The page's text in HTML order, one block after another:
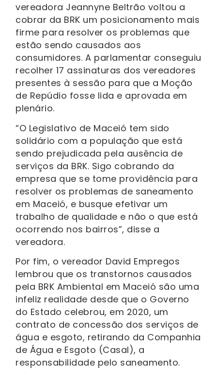
vereadora Jeannyne Beltrão voltou a
cobrar da BRK um posicionamento mais
firme para resolver os problemas que
estão sendo causados aos
consumidores. A parlamentar conseguiu
recolher 17 assinaturas dos vereadores
presentes à sessão para que a Moção
de Repúdio fosse lida e aprovada em
plenário.
“O Legislativo de Maceió tem sido
solidário com a população que está
sendo prejudicada pela ausência de
serviços da BRK. Sigo cobrando da
empresa que se tome providência para
resolver os problemas de saneamento
em Maceió, e busque efetivar um
trabalho de qualidade e não o que está
ocorrendo nos bairros”, disse a
vereadora.
Por fim, o vereador David Empregos
lembrou que os transtornos causados
pela BRK Ambiental em Maceió são uma
infeliz realidade desde que o Governo
do Estado celebrou, em 2020, um
contrato de concessão dos serviços de
água e esgoto, retirando da Companhia
de Água e Esgoto (Casal), a
responsabilidade pelo saneamento.